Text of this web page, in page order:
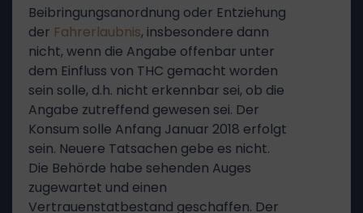
Beibringungsanordnung oder Entziehung
der Fahrerlaubnis, insbesondere dann
nicht, wenn die Angabe offenbar unter
dem Einfluss von THC gemacht worden
sein solle, d.h. nicht erkennbar sei, ob die
Angabe zutreffend gewesen sei. Der
Konsum solle Anfang Januar 2018 erfolgt
sein. Neuere Tatsachen gebe es nicht.
Die Behörde habe sehenden Auges
zugewartet und einen
Vertrauenstatbestand geschaffen. Der